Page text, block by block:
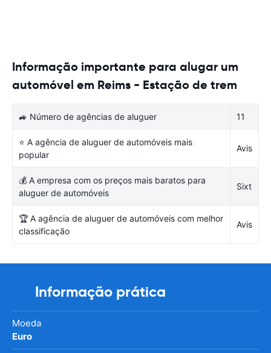
Informação importante para alugar um
automóvel em Reims - Estação de trem
🚙 Número de agências de aluguer 11
⭐ A agência de aluguer de automóveis mais
popular
Avis
💰 A empresa com os preços mais baratos para
aluguer de automóveis
Sixt
🏆 A agência de aluguer de automóveis com melhor
classificação
Avis
Informação prática
Moeda
Euro